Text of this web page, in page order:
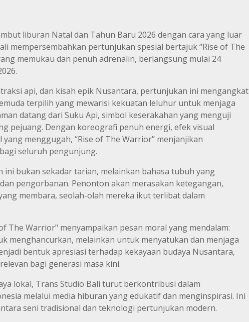
liburan Natal dan Tahun Baru 2026 dengan cara yang luar
mempersembahkan pertunjukan spesial bertajuk “Rise of The
memukau dan penuh adrenalin, berlangsung mulai 24
api, dan kisah epik Nusantara, pertunjukan ini mengangkat
terpilih yang mewarisi kekuatan leluhur untuk menjaga
datang dari Suku Api, simbol keserakahan yang menguji
pejuang. Dengan koreografi penuh energi, efek visual
menggugah, “Rise of The Warrior” menjanjikan
seluruh pengunjung.
ini bukan sekadar tarian, melainkan bahasa tubuh yang
pengorbanan. Penonton akan merasakan ketegangan,
membara, seolah-olah mereka ikut terlibat dalam
The Warrior" menyampaikan pesan moral yang mendalam:
menghancurkan, melainkan untuk menyatukan dan menjaga
bentuk apresiasi terhadap kekayaan budaya Nusantara,
bagi generasi masa kini.
lokal, Trans Studio Bali turut berkontribusi dalam
melalui media hiburan yang edukatif dan menginspirasi. Ini
seni tradisional dan teknologi pertunjukan modern.